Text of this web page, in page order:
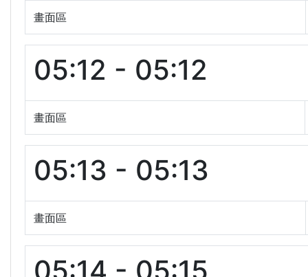
畫面區
05:12 - 05:12
畫面區
05:13 - 05:13
畫面區